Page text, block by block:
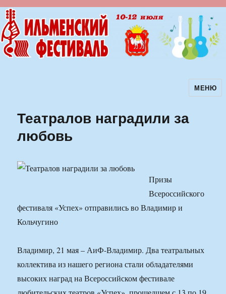
Ильменский фестиваль авторскойМЕНЮ
Театралов наградили за
любовь
Призы
Всероссийского
фестиваля «Успех» отправились во Владимир и
Кольчугино
Владимир, 21 мая – АиФ-Владимир. Два театральных
коллектива из нашего региона стали обладателями
высоких наград на Всероссийском фестивале